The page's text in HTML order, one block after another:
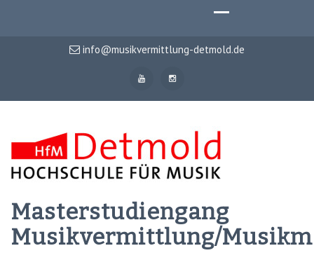
info@musikvermittlung-detmold.de
Masterstudiengang
Musikvermittlung/